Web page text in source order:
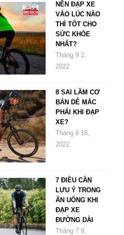
NÊN ĐẠP XE
VÀO LÚC NÀO
THÌ TỐT CHO
SỨC KHỎE
NHẤT?
Tháng 9 2,
2022
8 SAI LẦM CƠ
BẢN DỄ MẮC
PHẢI KHI ĐẠP
XE?
Tháng 8 16,
2022
7 ĐIỀU CẦN
LƯU Ý TRONG
ĂN UỐNG KHI
ĐẠP XE
ĐƯỜNG DÀI
Tháng 7 9,